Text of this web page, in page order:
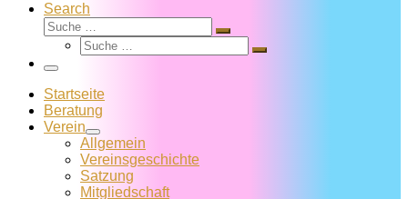
Search
Suche
Suche
Suche
Suche
Menü
Startseite
Beratung
Verein
Allgemein
Vereins­geschichte
Satzung
Mitglied­schaft